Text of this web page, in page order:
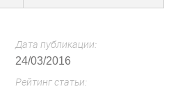
Дата публикации:
24/03/2016
Рейтинг статьи: